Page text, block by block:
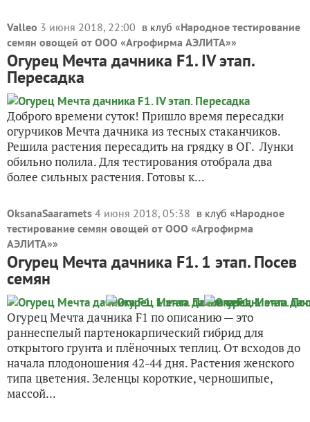
Valleo 3 июня 2018, 22:00 в клуб «Народное тестирование
семян овощей от ООО «Агрофирма АЭЛИТА»»
Огурец Мечта дачника F1. IV этап.
Пересадка
Доброго времени суток! Пришло время пересадки
огурчиков Мечта дачника из тесных стаканчиков.
Решила растения пересадить на грядку в ОГ. Лунки
обильно полила. Для тестирования отобрала два
более сильных растения. Готовы к...
OksanaSaaramets 4 июня 2018, 05:38 в клуб «Народное
тестирование семян овощей от ООО «Агрофирма
АЭЛИТА»»
Огурец Мечта дачника F1. 1 этап. Посев
семян
Огурец Мечта дачника F1 по описанию — это
раннеспелый партенокарпический гибрид для
открытого грунта и плёночных теплиц. От всходов до
начала плодоношения 42-44 дня. Растения женского
типа цветения. Зеленцы короткие, черношипые,
массой...